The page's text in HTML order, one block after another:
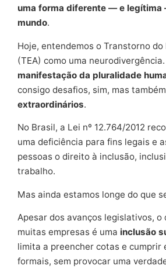
uma forma diferente — e legítima
mundo.
Hoje, entendemos o Transtorno
(TEA) como uma neurodivergência.
manifestação da pluralidade
consigo desafios, sim, mas também
extraordinários.
No Brasil, a Lei nº 12.764/2012
uma deficiência para fins legais e
pessoas o direito à inclusão,
trabalho.
Mas ainda estamos longe do que
Apesar dos avanços legislativos, o
muitas empresas é uma inclusão
limita a preencher cotas e cumprir
formais, sem provocar uma